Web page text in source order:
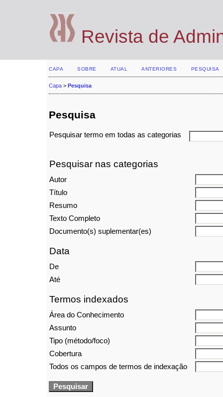
Revista de
CAPA SOBRE ATUAL ANTERIORES PESQUISA
Capa > Pesquisa
Pesquisa
Pesquisar termo em todas as categorias
Pesquisar nas categorias
Autor
Título
Resumo
Texto Completo
Documento(s) suplementar(es)
Data
De
Até
Termos indexados
Área do Conhecimento
Assunto
Tipo (método/foco)
Cobertura
Todos os campos de termos de indexação